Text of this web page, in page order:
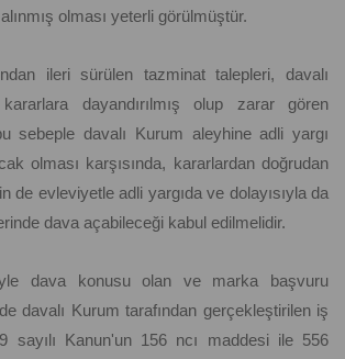
olması yeterli görülmüştür.
ileri sürülen tazminat talepleri, davalı
dayandırılmış olup zarar gören
sebeple davalı Kurum aleyhine adli yargı
olması karşısında, kararlardan doğrudan
de evleviyetle adli yargıda ve dolayısıyla da
dava açabileceği kabul edilmelidir.
dava konusu olan ve marka başvuru
davalı Kurum tarafından gerçekleştirilen iş
sayılı Kanun'un 156 ncı maddesi ile 556